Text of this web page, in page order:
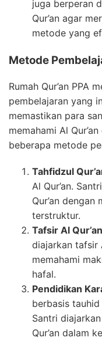
juga berperan
Qur’an agar
metode yang
Metode
Rumah Qur’an PPA
pembelajaran yang
memastikan para
memahami Al
beberapa metode
Tahfidzul
Al Qur’an.
Qur’an
terstruktur.
Tafsir Al Qur’an
diajarkan tafsir
memahami
hafal.
Pendidikan
berbasis
Santri
Qur’an dalam